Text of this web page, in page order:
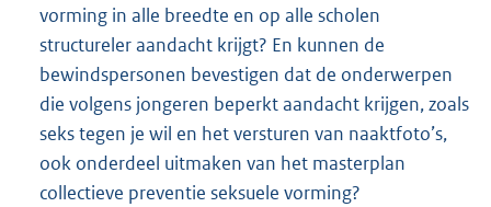
vorming in alle breedte en op alle scholen
structureler aandacht krijgt? En kunnen de
bewindspersonen bevestigen dat de onderwerpen
die volgens jongeren beperkt aandacht krijgen, zoals
seks tegen je wil en het versturen van naaktfoto’s,
ook onderdeel uitmaken van het masterplan
collectieve preventie seksuele vorming?